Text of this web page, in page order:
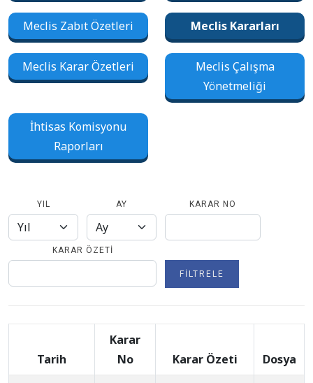
Meclis Zabıt Özetleri Meclis Kararları
Meclis Karar Özetleri
Meclis Çalışma
Yönetmeliği
İhtisas Komisyonu
Raporları
YIL AY KARAR NO
KARAR ÖZETI
FILTRELE
Tarih
Karar
No
Karar Özeti Dosya